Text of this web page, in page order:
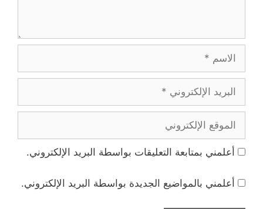
الإلكتروني
الإلكتروني
أعلمني بمتابعة التعليقات بواسطة البريد الإلكتروني.
أعلمني بالمواضيع الجديدة بواسطة البريد الإلكتروني.